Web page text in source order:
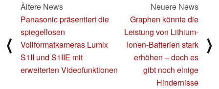
⟨
Ältere News
Panasonic präsentiert die
spiegellosen
Vollformatkameras Lumix
S1II und S1IIE mit
erweiterten Videofunktionen
Neuere News
Graphen könnte die
Leistung von Lithium-
Ionen-Batterien stark
erhöhen – doch es
gibt noch einige
Hindernisse
⟩